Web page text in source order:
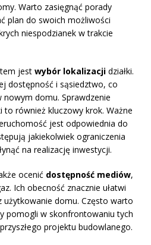
Warto zasięgnąć porady
plan do swoich możliwości
niespodzianek w trakcie
jest wybór lokalizacji działki.
dostępność i sąsiedztwo, co
domu. Sprawdzenie
to również kluczowy krok. Ważne
jest odpowiednia do
jakiekolwiek ograniczenia
na realizację inwestycji.
ocenić dostępność mediów,
Ich obecność znacznie ułatwi
użytkowanie domu. Często warto
pomogli w skonfrontowaniu tych
projektu budowlanego.